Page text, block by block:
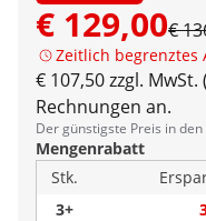
€ 129,00€
Zeitlich begrenztes
€ 107,50 zzgl. MwSt.
Rechnungen an.
Der günstigste Preis in
Mengenrabatt
Stk.
3+